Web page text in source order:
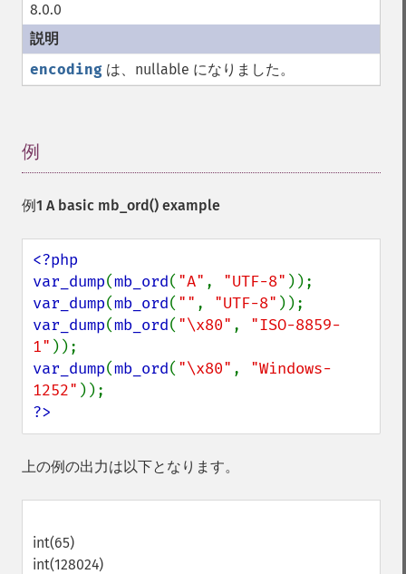
8.0.0
encoding は、nullable になりました。
例
例1 A basic mb_ord() example
<?php
var_dump(mb_ord( "A" , "UTF-8"
var_dump(mb_ord( "" , "UTF-8"
var_dump(mb_ord( "\x80" , "ISO-8859-
1"
var_dump(mb_ord( "\x80" , "Windows-
1252"
?>
上の例の出力は以下となります。
int(65)
int(128024)